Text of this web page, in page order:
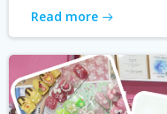
Read more